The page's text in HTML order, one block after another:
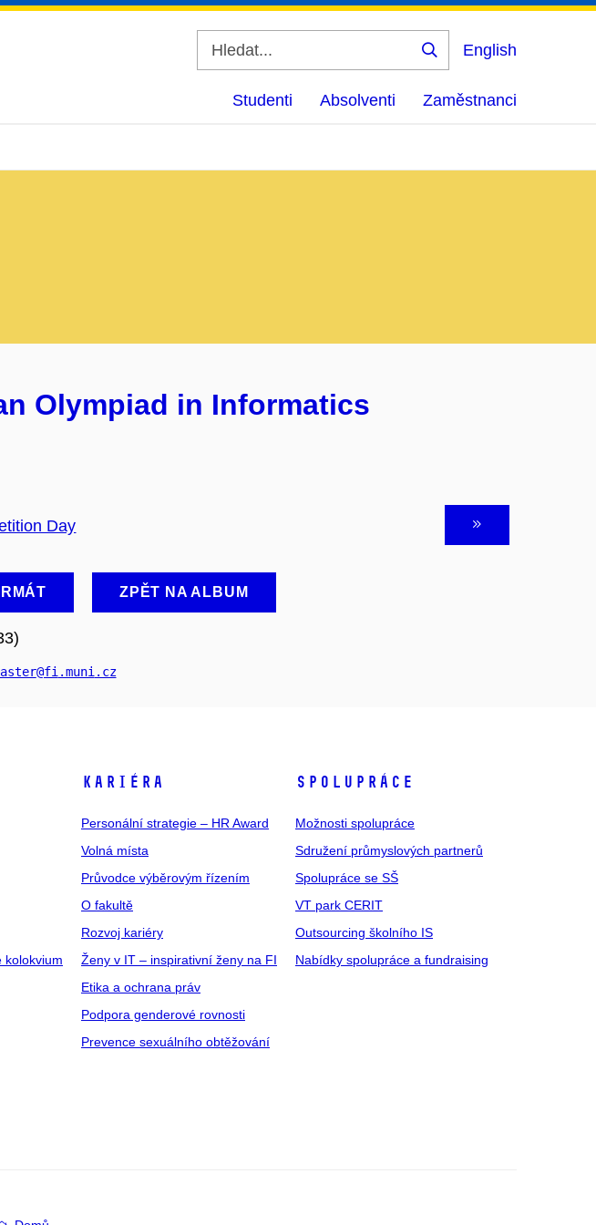
Vyhledat
English
Studenti Absolventi Zaměstnanci
Olympiad in Informatics
ZPĚT NA ALBUM
@fi .muni .cz
kolokvium
KARIÉRA
Personální strategie – HR Award
Volná místa
Průvodce výběrovým řízením
O fakultě
Rozvoj kariéry
Ženy v IT – inspirativní ženy na FI
Etika a ochrana práv
Podpora genderové rovnosti
Prevence sexuálního obtěžování
SPOLUPRÁCE
Možnosti spolupráce
Sdružení průmyslových partnerů
Spolupráce se SŠ
VT park CERIT
Outsourcing školního IS
Nabídky spolupráce a fundraising